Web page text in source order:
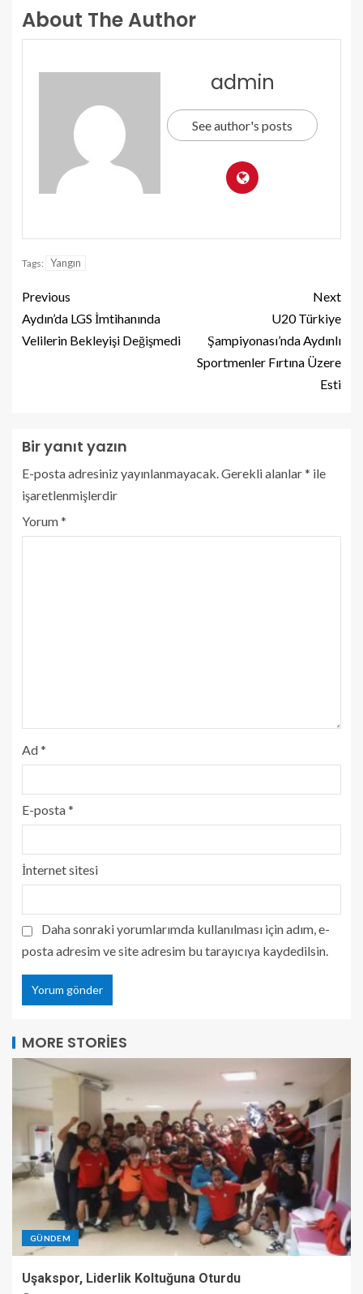
About The Author
admin
See author's posts
Tags: Yangın
Previous
Aydın’da LGS İmtihanında
Velilerin Bekleyişi Değişmedi
Next
U20 Türkiye
Şampiyonası’nda Aydınlı
Sportmenler Fırtına Üzere
Esti
Bir yanıt yazın
E-posta adresiniz yayınlanmayacak.Gerekli alanlar* ile
işaretlenmişlerdir
Yorum*
Ad*
E-posta*
İnternet sitesi
Daha sonraki yorumlarımda kullanılması için adım, e-
posta adresim ve site adresim bu tarayıcıya kaydedilsin.
MORE STORIES
GÜNDEM
Uşakspor, Liderlik Koltuğuna Oturdu